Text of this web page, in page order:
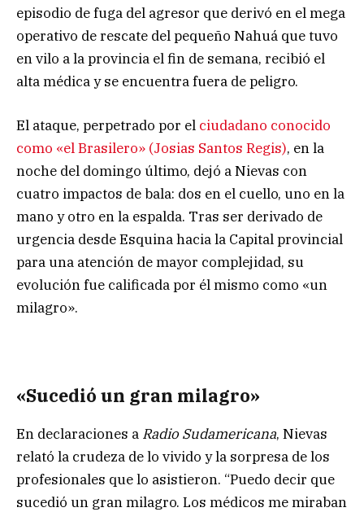
episodio de fuga del agresor que derivó en el mega
operativo de rescate del pequeño Nahuá que tuvo
en vilo a la provincia el fin de semana, recibió el
alta médica y se encuentra fuera de peligro.
El ataque, perpetrado por el ciudadano conocido
como «el Brasilero» (Josias Santos Regis), en la
noche del domingo último, dejó a Nievas con
cuatro impactos de bala: dos en el cuello, uno en la
mano y otro en la espalda. Tras ser derivado de
urgencia desde Esquina hacia la Capital provincial
para una atención de mayor complejidad, su
evolución fue calificada por él mismo como «un
milagro».
«Sucedió un gran milagro»
En declaraciones a Radio Sudamericana, Nievas
relató la crudeza de lo vivido y la sorpresa de los
profesionales que lo asistieron. “Puedo decir que
sucedió un gran milagro. Los médicos me miraban